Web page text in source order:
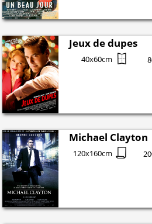
Jeux de dupes
40x60cm
Michael Clayton
120x160cm